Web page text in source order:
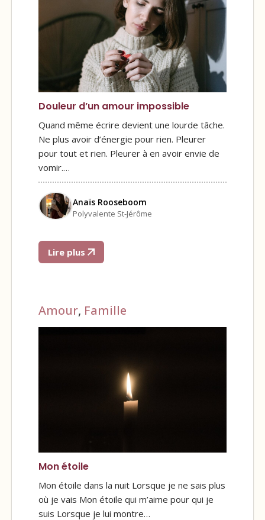
Douleur d’un amour impossible
Quand même écrire devient une lourde tâche.
Ne plus avoir d’énergie pour rien. Pleurer
pour tout et rien. Pleurer à en avoir envie de
vomir.…
Anaïs Rooseboom
Polyvalente St-Jérôme
Lire plus
Amour, Famille
Mon étoile
Mon étoile dans la nuit Lorsque je ne sais plus
où je vais Mon étoile qui m’aime pour qui je
suis Lorsque je lui montre…